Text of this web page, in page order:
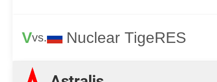
Vvs. Nuclear TigeRES